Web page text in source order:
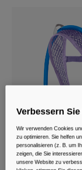
Flaschen
Becher &
Trinkblasen
Zubehör
Reisen & Lifestyle
Unsere Partner
Verbessern
Wir verwenden Cookies
zu optimieren. Sie helfen
personalisieren (z. B. um
zeigen, die Sie
unsere Website zu